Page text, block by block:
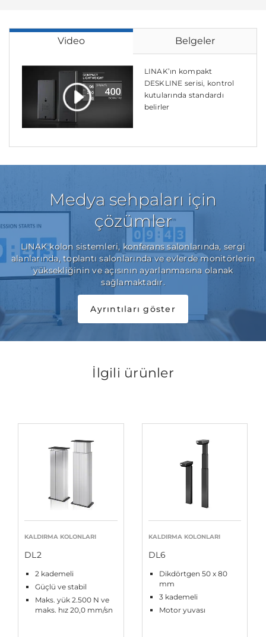
Video Belgeler
LINAK’ın kompakt
DESKLINE serisi, kontrol
kutularında standardı
belirler
Medya sehpaları için
çözümler
LINAK kolon sistemleri, konferans salonlarında, sergi
alanlarında, toplantı salonlarında ve evlerde monitörlerin
yüksekliğinin ve açısının ayarlanmasına olanak
sağlamaktadır.
Ayrıntıları göster
İlgili ürünler
KALDIRMA KOLONLARI
DL2
2 kademeli
Güçlü ve stabil
Maks. yük 2.500 N ve
maks. hız 20,0 mm/sn
KALDIRMA KOLONLARI
DL6
Dikdörtgen 50 x 80
mm
3 kademeli
Motor yuvası